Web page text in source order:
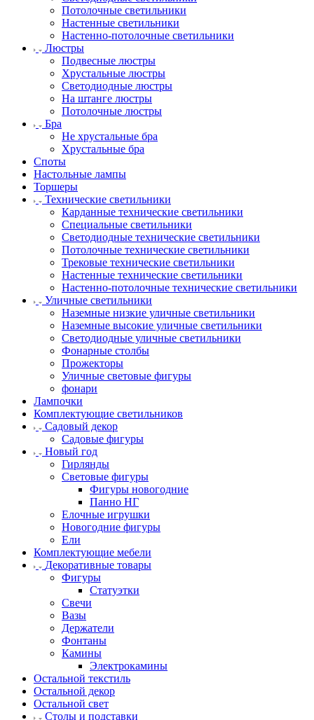
Потолочные светильники
Настенные светильники
Настенно-потолочные светильники
Люстры
Подвесные люстры
Хрустальные люстры
Светодиодные люстры
На штанге люстры
Потолочные люстры
Бра
Не хрустальные бра
Хрустальные бра
Споты
Настольные лампы
Торшеры
Технические светильники
Карданные технические светильники
Специальные светильники
Светодиодные технические светильники
Потолочные технические светильники
Трековые технические светильники
Настенные технические светильники
Настенно-потолочные технические светильники
Уличные светильники
Наземные низкие уличные светильники
Наземные высокие уличные светильники
Светодиодные уличные светильники
Фонарные столбы
Прожекторы
Уличные световые фигуры
фонари
Лампочки
Комплектующие светильников
Садовый декор
Садовые фигуры
Новый год
Гирлянды
Световые фигуры
Фигуры новогодние
Панно НГ
Елочные игрушки
Новогодние фигуры
Ели
Комплектующие мебели
Декоративные товары
Фигуры
Статуэтки
Свечи
Вазы
Держатели
Фонтаны
Камины
Электрокамины
Остальной текстиль
Остальной декор
Остальной свет
Столы и подставки